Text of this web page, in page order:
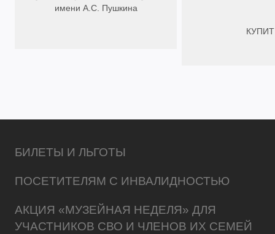
имени А.С. Пушкина
БИЛЕТЫ И ЛЬГОТЫ
ПОСЕТИТЕЛЯМ С ИНВАЛИДНОСТЬЮ
АКЦИЯ «МУЗЕЙНАЯ НЕДЕЛЯ» ДЛЯ
УЧАСТНИКОВ СВО И ЧЛЕНОВ ИХ СЕМЕЙ